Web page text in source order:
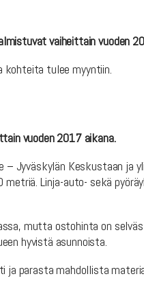
vaiheittain vuoden
tulee myyntiin.
vuoden 2017 aikana.
Jyväskylän Keskustaan ja
Linja-auto- sekä
mutta ostohinta on
hyvistä asunnoista.
ja parasta mahdollista